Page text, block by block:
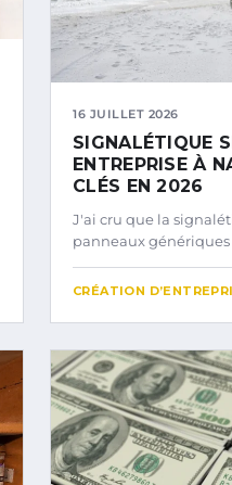
16 JUILLET 2026
SIGNALÉTIQUE
ENTREPRISE À
CLÉS EN 2026
J'ai cru que la
panneaux génériques
CRÉATION